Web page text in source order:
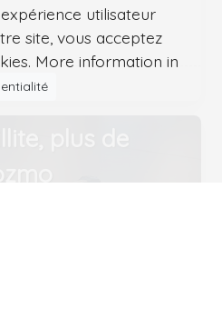
plus de
utilisateur
site, vous acceptez
More information in